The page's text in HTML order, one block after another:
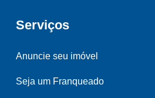
Serviços
Anuncie seu imóvel
Seja um Franqueado